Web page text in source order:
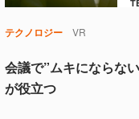
医療 心臓 心臓病
テクノロジー VR
会議で”ムキにならな
が役立つ